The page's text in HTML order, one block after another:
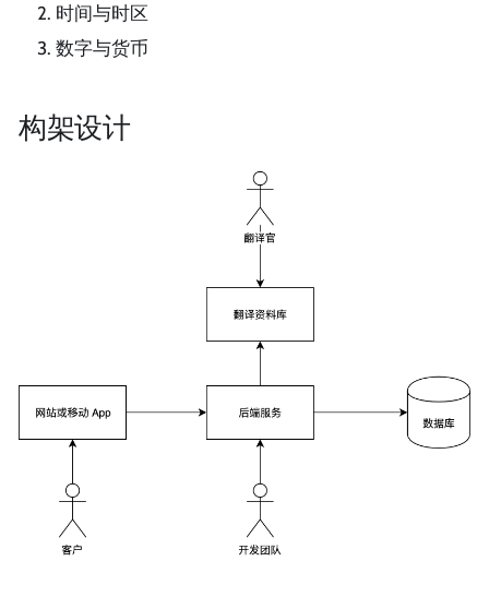
时间与时区
数字与货币
构架设计